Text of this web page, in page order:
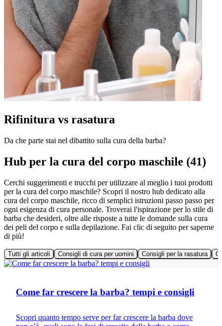
Rifinitura vs rasatura
Da che parte stai nel dibattito sulla cura della barba?
Hub per la cura del corpo maschile (41)
Cerchi suggerimenti e trucchi per utilizzare al meglio i tuoi prodotti
per la cura del corpo maschile? Scopri il nostro hub dedicato alla
cura del corpo maschile, ricco di semplici istruzioni passo passo per
ogni esigenza di cura personale. Troverai l'ispirazione per lo stile di
barba che desideri, oltre alle risposte a tutte le domande sulla cura
dei peli del corpo e sulla depilazione. Fai clic di seguito per saperne
di più!
Tutti gli articoli Consigli di cura per uomini Consigli per la rasatura
Come far crescere la barba? tempi e consigli
Scopri quanto tempo serve per far crescere la barba dove